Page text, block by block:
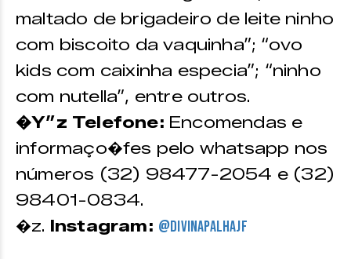
maltado de brigadeiro de leite ninho
com biscoito da vaquinha”; “ovo
kids com caixinha especia”; “ninho
com nutella”, entre outros.
�Y”z Telefone: Encomendas e
informaço�fes pelo whatsapp nos
números (32) 98477-2054 e (32)
98401-0834.
�z. Instagram: @divinapalhajf